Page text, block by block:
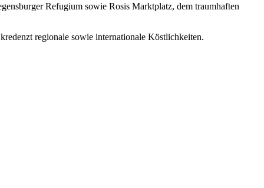
Refugium sowie Rosis Marktplatz, dem traumhaften
regionale sowie internationale Köstlichkeiten.